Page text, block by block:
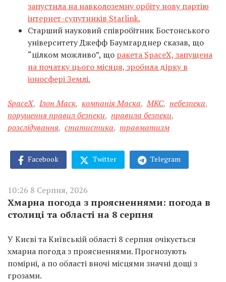
запустила на навколоземну орбіту нову партію
інтернет-супутників Starlink.
Старший науковий співробітник Бостонського
університету Джефф Баумгарднер сказав, що
“цілком можливо”, що ракета SpaceX, запущена
на початку цього місяця, зробила дірку в
іоносфері Землі.
SpaceX, Ілон Маск, компанія Маска, МКС, небезпека,
порушення правил безпеки, правила безпеки,
розслідування, статистика, травматизм
Facebook Twitter Telegram
10:26 8 Серпня, 2026
Хмарна погода з проясненнями: погода в
столиці та області на 8 серпня
У Києві та Київській області 8 серпня очікується
хмарна погода з проясненнями. Прогнозують
помірні, а по області вночі місцями значні дощі з
грозами.